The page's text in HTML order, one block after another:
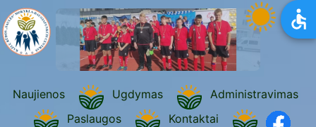
Naujienos Ugdymas
Administravimas
Paslaugos
Kontaktai